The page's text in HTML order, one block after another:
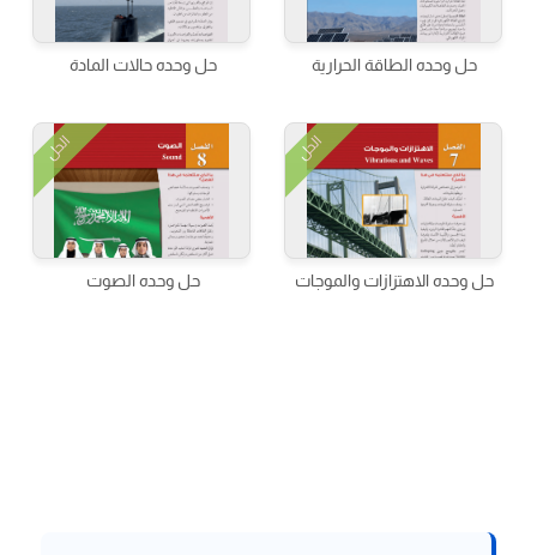
حل وحده الطاقة الحرارية حل وحده حالات المادة
الحل
حل وحده الاهتزازات والموجات
الحل
حل وحده الصوت